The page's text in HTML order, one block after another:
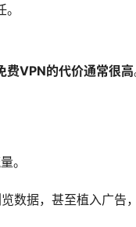
费VPN的代价通常很高
。
数据，甚至植入广告，